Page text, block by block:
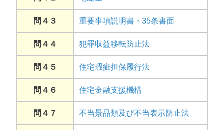
問４３ 重要事項説明書・35条書面
問４４ 犯罪収益移転防止法
問４５ 住宅瑕疵担保履行法
問４６ 住宅金融支援機構
問４７ 不当景品類及び不当表示防止法